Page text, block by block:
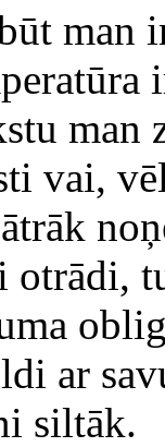
man
man
vai,
otrādi,
ar
siltāk.